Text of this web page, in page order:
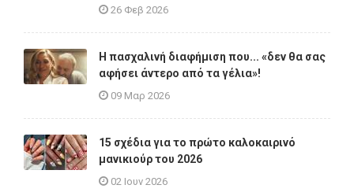
26 Φεβ 2026
Η πασχαλινή διαφήμιση που... «δεν θα σας
αφήσει άντερο από τα γέλια»!
09 Μαρ 2026
15 σχέδια για το πρώτο καλοκαιρινό
μανικιούρ του 2026
02 Ιουν 2026